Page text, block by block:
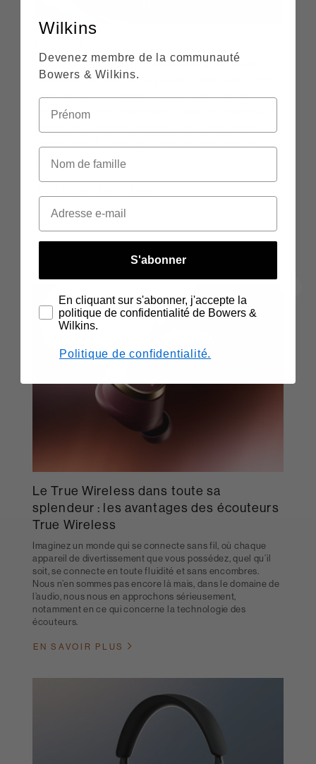
Le Px7 S2e est une version nettement améliorée de
notre très populaire casque sans fil d’entrée de gamme,
le Px7 S2. Le « e » signifie « évolué », car le Px7 S2e
s’inspire de notre casque sans fil haut de gamme Px8 et
329 €
Le True Wireless dans toute sa
splendeur : les avantages des écouteurs
True Wireless
Imaginez un monde qui se connecte sans fil, où chaque
appareil de divertissement que vous possédez, quel qu’il
soit, se connecte en toute fluidité et sans encombres.
Nous n’en sommes pas encore là mais, dans le domaine de
l’audio, nous nous en approchons sérieusement,
notamment en ce qui concerne la technologie des
écouteurs.
EN SAVOIR PLUS
Wilkins
Devenez membre de la communauté
Bowers & Wilkins.
S'abonner
En cliquant sur s'abonner, j'accepte la
politique de confidentialité de Bowers &
Wilkins.
Politique de confidentialité.